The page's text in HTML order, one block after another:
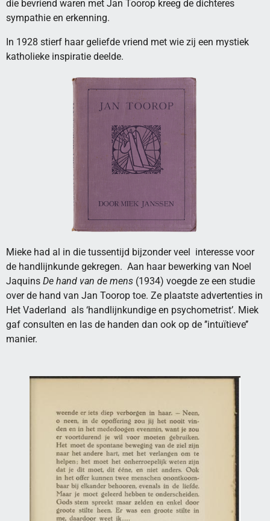
die bevriend waren met Jan Toorop kreeg de dichteres
sympathie en erkenning.
In 1928 stierf haar geliefde vriend met wie zij een mystiek
katholieke inspiratie deelde.
Mieke had al in die tussentijd bijzonder veel interesse voor
de handlijnkunde gekregen. Aan haar bewerking van Noel
Jaquins De hand van de mens (1934) voegde ze een studie
over de hand van Jan Toorop toe. Ze plaatste advertenties in
Het Vaderland als ‘handlijnkundige en psychometrist’. Miek
gaf consulten en las de handen dan ook op de ’’intuïtieve’’
manier.